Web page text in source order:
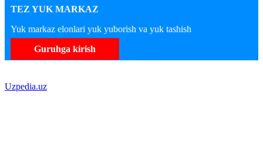
TEZ YUK MARKAZ
Yuk markaz elonlari yuk yuborish va yuk tashish
Guruhga kirish
Uzpedia.uz